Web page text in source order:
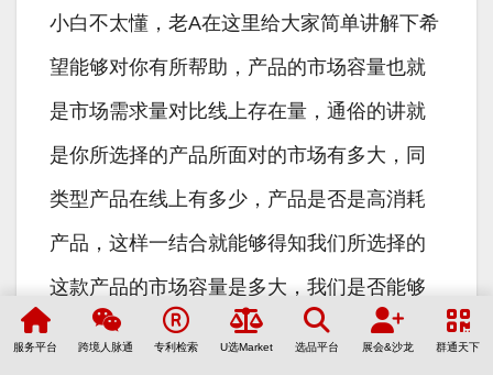
小白不太懂，老A在这里给大家简单讲解下希
望能够对你有所帮助，产品的市场容量也就
是市场需求量对比线上存在量，通俗的讲就
是你所选择的产品所面对的市场有多大，同
类型产品在线上有多少，产品是否是高消耗
产品，这样一结合就能够得知我们所选择的
这款产品的市场容量是多大，我们是否能够
快速获利，同样也就会知道这款产品的市场
服务平台 跨境人脉通 专利检索 U选Market 选品平台 展会&沙龙 群通天下